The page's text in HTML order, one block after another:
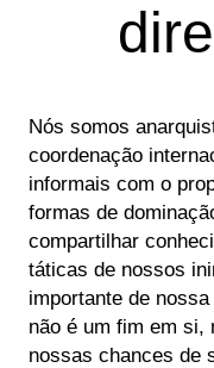
Nós somos
coordenação
informais com o
formas de
compartilhar
táticas de nossos
importante de
não é um fim em si,
nossas chances de